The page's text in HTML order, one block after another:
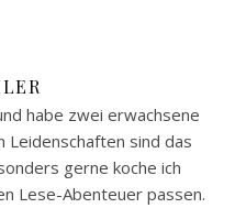
habe zwei erwachsene
Leidenschaften sind das
gerne koche ich
Lese-Abenteuer passen.